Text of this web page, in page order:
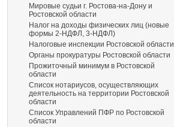
Мировые судьи г. Ростова-на-Дону и
Ростовской области
Налог на доходы физических лиц (новые
формы 2-НДФЛ, 3-НДФЛ)
Налоговые инспекции Ростовской области
Органы прокуратуры Ростовской области
Прожиточный минимум в Ростовской
области
Список нотариусов, осуществляющих
деятельность на территории Ростовской
области
Список Управлений ПФР по Ростовской
области